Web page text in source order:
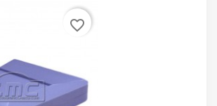
favorite_border